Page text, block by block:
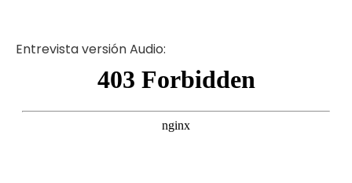
Entrevista versión Audio: